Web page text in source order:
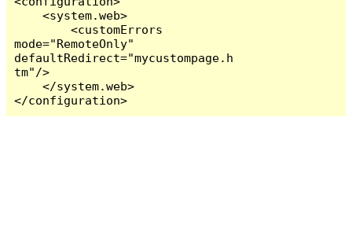
    <system.web>
        <customErrors
mode="RemoteOnly"
defaultRedirect="mycustompage.h
tm"/>
    </system.web>
</configuration>